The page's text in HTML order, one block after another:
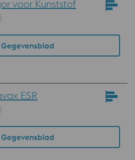
voor Kunststof
Gegevensblad
ESR
Gegevensblad